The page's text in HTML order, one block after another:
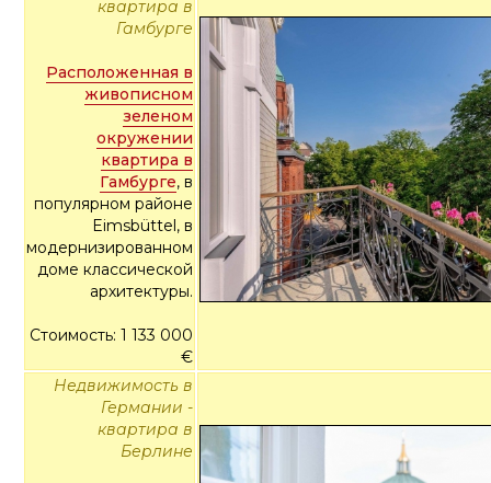
квартира в
Гамбурге
Расположенная в
живописном
зеленом
окружении
квартира в
Гамбурге, в
популярном районе
Eimsbüttel, в
модернизированном
доме классической
архитектуры.
Стоимость: 1 133 000
€
Недвижимость в
Германии -
квартира в
Берлине